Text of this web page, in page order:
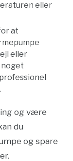
eller
at
eller
noget
og være
du
og spare